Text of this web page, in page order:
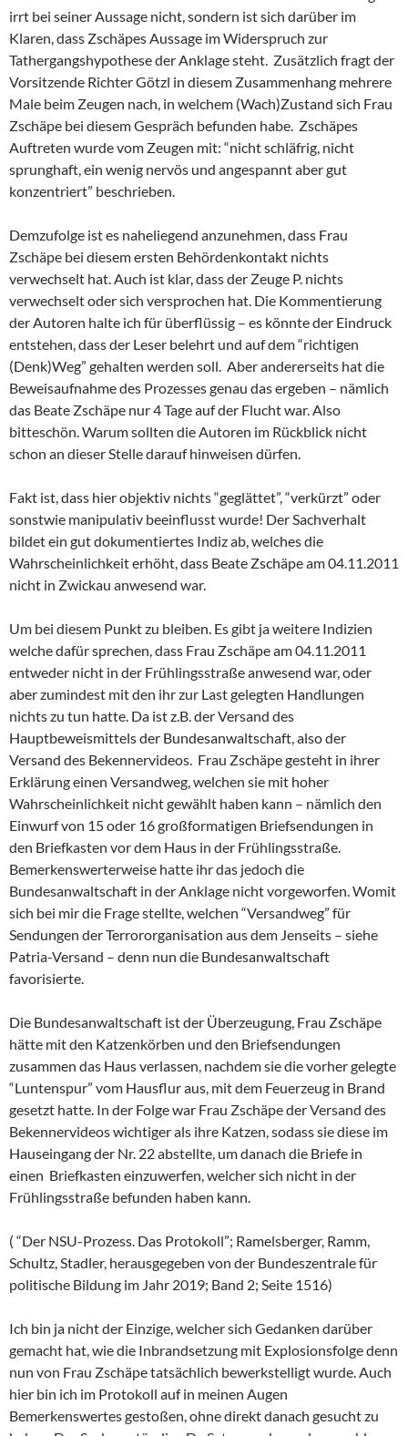
irrt bei seiner Aussage nicht, sondern ist sich darüber im
Klaren, dass Zschäpes Aussage im Widerspruch zur
Tathergangshypothese der Anklage steht. Zusätzlich fragt der
Vorsitzende Richter Götzl in diesem Zusammenhang mehrere
Male beim Zeugen nach, in welchem (Wach)Zustand sich Frau
Zschäpe bei diesem Gespräch befunden habe. Zschäpes
Auftreten wurde vom Zeugen mit: “nicht schläfrig, nicht
sprunghaft, ein wenig nervös und angespannt aber gut
konzentriert” beschrieben.
Demzufolge ist es naheliegend anzunehmen, dass Frau
Zschäpe bei diesem ersten Behördenkontakt nichts
verwechselt hat. Auch ist klar, dass der Zeuge P. nichts
verwechselt oder sich versprochen hat. Die Kommentierung
der Autoren halte ich für überflüssig – es könnte der Eindruck
entstehen, dass der Leser belehrt und auf dem “richtigen
(Denk)Weg” gehalten werden soll. Aber andererseits hat die
Beweisaufnahme des Prozesses genau das ergeben – nämlich
das Beate Zschäpe nur 4 Tage auf der Flucht war. Also
bitteschön. Warum sollten die Autoren im Rückblick nicht
schon an dieser Stelle darauf hinweisen dürfen.
Fakt ist, dass hier objektiv nichts “geglättet”, “verkürzt” oder
sonstwie manipulativ beeinflusst wurde! Der Sachverhalt
bildet ein gut dokumentiertes Indiz ab, welches die
Wahrscheinlichkeit erhöht, dass Beate Zschäpe am 04.11.2011
nicht in Zwickau anwesend war.
Um bei diesem Punkt zu bleiben. Es gibt ja weitere Indizien
welche dafür sprechen, dass Frau Zschäpe am 04.11.2011
entweder nicht in der Frühlingsstraße anwesend war, oder
aber zumindest mit den ihr zur Last gelegten Handlungen
nichts zu tun hatte. Da ist z.B. der Versand des
Hauptbeweismittels der Bundesanwaltschaft, also der
Versand des Bekennervideos. Frau Zschäpe gesteht in ihrer
Erklärung einen Versandweg, welchen sie mit hoher
Wahrscheinlichkeit nicht gewählt haben kann – nämlich den
Einwurf von 15 oder 16 großformatigen Briefsendungen in
den Briefkasten vor dem Haus in der Frühlingsstraße.
Bemerkenswerterweise hatte ihr das jedoch die
Bundesanwaltschaft in der Anklage nicht vorgeworfen. Womit
sich bei mir die Frage stellte, welchen “Versandweg” für
Sendungen der Terrororganisation aus dem Jenseits – siehe
Patria-Versand – denn nun die Bundesanwaltschaft
favorisierte.
Die Bundesanwaltschaft ist der Überzeugung, Frau Zschäpe
hätte mit den Katzenkörben und den Briefsendungen
zusammen das Haus verlassen, nachdem sie die vorher gelegte
“Luntenspur” vom Hausflur aus, mit dem Feuerzeug in Brand
gesetzt hatte. In der Folge war Frau Zschäpe der Versand des
Bekennervideos wichtiger als ihre Katzen, sodass sie diese im
Hauseingang der Nr. 22 abstellte, um danach die Briefe in
einen Briefkasten einzuwerfen, welcher sich nicht in der
Frühlingsstraße befunden haben kann.
( “Der NSU-Prozess. Das Protokoll”; Ramelsberger, Ramm,
Schultz, Stadler, herausgegeben von der Bundeszentrale für
politische Bildung im Jahr 2019; Band 2; Seite 1516)
Ich bin ja nicht der Einzige, welcher sich Gedanken darüber
gemacht hat, wie die Inbrandsetzung mit Explosionsfolge denn
nun von Frau Zschäpe tatsächlich bewerkstelligt wurde. Auch
hier bin ich im Protokoll auf in meinen Augen
Bemerkenswertes gestoßen, ohne direkt danach gesucht zu